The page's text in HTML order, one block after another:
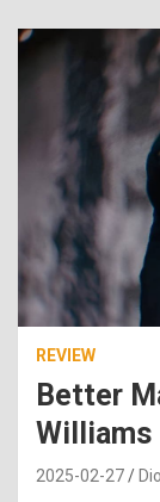
REVIEW
Better
Williams
2025-02-27